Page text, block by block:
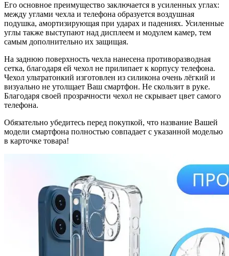
Его основное преимущество заключается в усиленных углах:
между углами чехла и телефона образуется воздушная
подушка, амортизирующая при ударах и падениях. Усиленные
углы также выступают над дисплеем и модулем камер, тем
самым дополнительно их защищая.
На заднюю поверхность чехла нанесена противоразводная
сетка, благодаря ей чехол не прилипает к корпусу телефона.
Чехол ультратонкий изготовлен из силикона очень лёгкий и
визуально не утолщает Ваш смартфон. Не скользит в руке.
Благодаря своей прозрачности чехол не скрывает цвет самого
телефона.
Обязательно убедитесь перед покупкой, что название Вашей
модели смартфона полностью совпадает с указанной моделью
в карточке товара!